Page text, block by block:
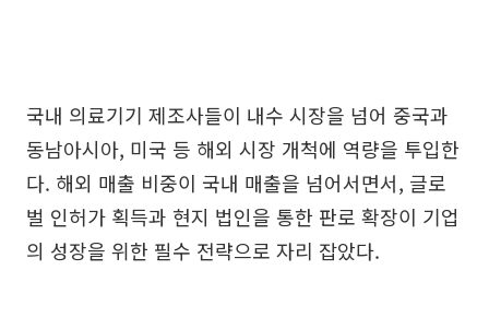
국내 의료기기 제조사들이 내수 시장을 넘어 중국과
동남아시아, 미국 등 해외 시장 개척에 역량을 투입한
다. 해외 매출 비중이 국내 매출을 넘어서면서, 글로
벌 인허가 획득과 현지 법인을 통한 판로 확장이 기업
의 성장을 위한 필수 전략으로 자리 잡았다.